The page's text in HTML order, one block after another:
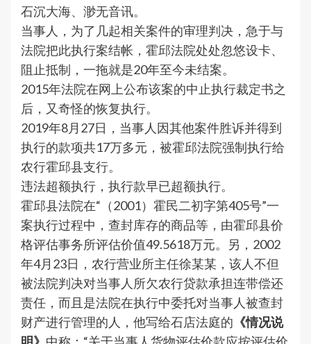
石沉大海、渺无音讯。
当事人，为了几起相关案件的审理判决，急于与
法院把此执行案结帐，霍邱法院处处忽悠设卡、
阻止抵制，一拖就是20年至今未结案。
2015年法院在网上公布该案的中止执行裁定书之
后，又奇怪的恢复执行。
2019年8月27日，当事人因其他案件胜诉并得到
执行的款项共17万多元，被霍邱法院强制执行给
农行霍邱县支行。
违法超额执行，执行款早已超额执行。
霍邱县法院在“（2001）霍民二初字第405号”一
案执行过程中，查封库存的商品等，由霍邱县价
格评估事务所评估价值49.5618万元。另，2002
年4月23日，农行营业所主任徐某某，该人不但
被法院判决对当事人所欠农行贷款承担连带偿还
责任，而且是法院在执行中委托对当事人被查封
财产进行管理的人，他写给石店法庭的 《情况说